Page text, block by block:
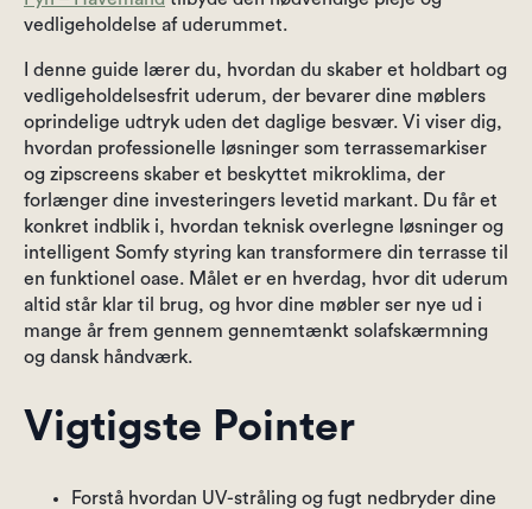
vedligeholdelse af uderummet.
I denne guide lærer du, hvordan du skaber et holdbart og
vedligeholdelsesfrit uderum, der bevarer dine møblers
oprindelige udtryk uden det daglige besvær. Vi viser dig,
hvordan professionelle løsninger som terrassemarkiser
og zipscreens skaber et beskyttet mikroklima, der
forlænger dine investeringers levetid markant. Du får et
konkret indblik i, hvordan teknisk overlegne løsninger og
intelligent Somfy styring kan transformere din terrasse til
en funktionel oase. Målet er en hverdag, hvor dit uderum
altid står klar til brug, og hvor dine møbler ser nye ud i
mange år frem gennem gennemtænkt solafskærmning
og dansk håndværk.
Vigtigste Pointer
Forstå hvordan UV-stråling og fugt nedbryder dine